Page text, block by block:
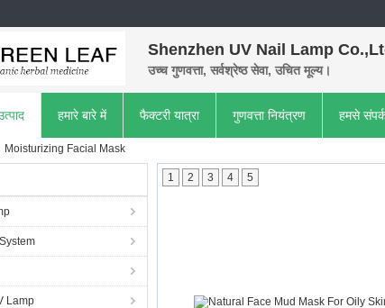
Shenzhen UV Nail Lamp
उच्च गुणवत्ता, सर्वश्रेष्ठ सेवा, उचित मूल्य।
हमारे बारे में फैक्टरी यात्रा गुणवत्ता नियंत्रण हमसे
Moisturizing Facial Mask
Lamp
1 2 3 4 5